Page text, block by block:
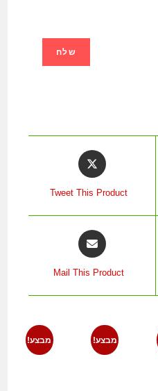
Tweet This Product
Mail This Product
מבצע! מבצע!